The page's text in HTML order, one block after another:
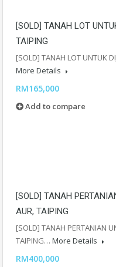
[SOLD] TANAH LOT
TAIPING
[SOLD] TANAH LOT UNTUK
More Details
RM165,000
Add to compare
[SOLD] TANAH
AUR, TAIPING
[SOLD] TANAH PERTANIAN
TAIPING… More Details
RM400,000